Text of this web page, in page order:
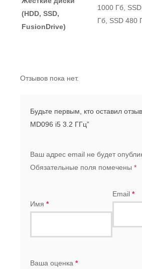
(HDD, SSD,
FusionDrive)
1000 Гб,
Гб, SSD 480
Отзывов пока нет.
Будьте первым, кто оставил
MD096 i5 3.2 ГГц”
Ваш адрес email не будет
Обязательные поля помечены *
Имя *
Email *
Ваша оценка *